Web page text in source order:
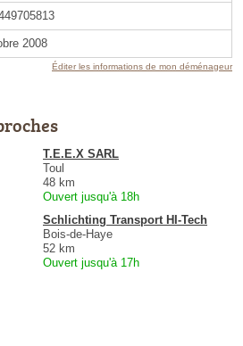
2008
Éditer les informations de mon déménageur
T.E.E.X SARL
Toul
48 km
Ouvert jusqu'à 18h
Schlichting Transport HI-Tech
Bois-de-Haye
52 km
Ouvert jusqu'à 17h